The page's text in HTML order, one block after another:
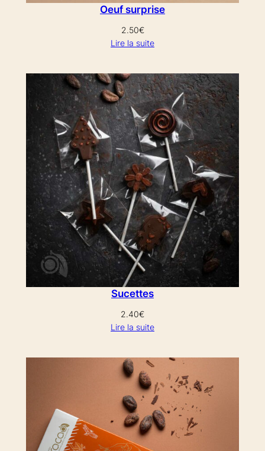
Oeuf surprise
2.50€
Lire la suite
Sucettes
2.40€
Lire la suite